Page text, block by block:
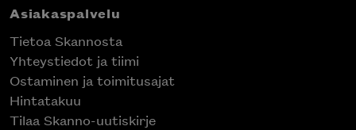
Asiakaspalvelu
Tietoa Skannosta
Yhteystiedot ja tiimi
Ostaminen ja toimitusajat
Hintatakuu
Tilaa Skanno-uutiskirje